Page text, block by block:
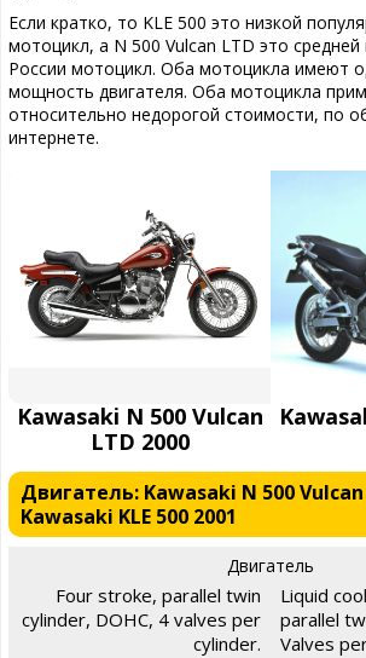
Если кратко, то KLE 500 это низкой
мотоцикл, а N 500 Vulcan LTD это средней
России мотоцикл. Оба мотоцикла имеют
мощность двигателя. Оба мотоцикла
относительно недорогой стоимости, по
интернете.
Kawasaki N 500 Vulcan
LTD 2000
Двигатель: Kawasaki N 500 Vulcan
Kawasaki KLE 500 2001
Двигатель
Four stroke, parallel twin
cylinder, DOHC, 4 valves per
cylinder.
Liquid
parallel
Valves